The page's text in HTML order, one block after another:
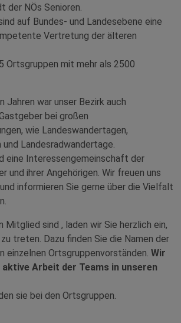
der NÖs Senioren.
auf Bundes- und Landesebene eine
Vertretung der älteren
Ortsgruppen mit mehr als 2500
Jahren war unser Bezirk auch
bei großen
wie Landeswandertagen,
Landesradwandertage.
eine Interessengemeinschaft der
und ihrer Angehörigen. Wir freuen uns
informieren Sie gerne über die Vielfalt
Mitglied sind , laden wir Sie herzlich ein,
treten. Dazu finden Sie die Namen der
einzelnen Ortsgruppenvorständen. Wir
Arbeit der Teams in unseren
sie bei den Ortsgruppen.